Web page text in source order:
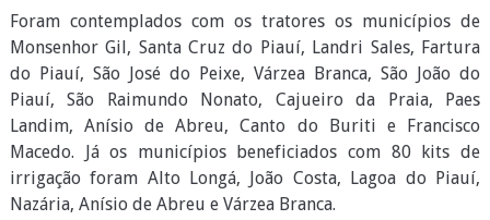
Foram contemplados com os tratores os municípios de
Monsenhor Gil, Santa Cruz do Piauí, Landri Sales, Fartura
do Piauí, São José do Peixe, Várzea Branca, São João do
Piauí, São Raimundo Nonato, Cajueiro da Praia, Paes
Landim, Anísio de Abreu, Canto do Buriti e Francisco
Macedo. Já os municípios beneficiados com 80 kits de
irrigação foram Alto Longá, João Costa, Lagoa do Piauí,
Nazária, Anísio de Abreu e Várzea Branca.